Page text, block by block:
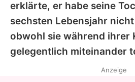
erklärte, er habe seine
sechsten Lebensjahr
obwohl sie während ihrer
gelegentlich miteinander
Anzeige